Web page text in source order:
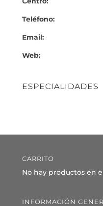
Teléfono:
Email:
Web:
ESPECIALIDADES
CARRITO
No hay productos en
INFORMACIÓN